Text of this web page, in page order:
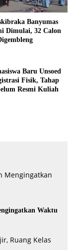
Banyumas
Dimulai, 32 Calon
Baru Unsoed
Fisik, Tahap
Resmi Kuliah
Waktu